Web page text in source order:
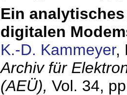
Ein
digitalen
K.-D. Kammeyer,
Archiv für
(AEÜ), Vol. 34,